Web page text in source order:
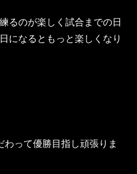
るのが楽しく試合までの日
になるともっと楽しくなり
って優勝目指し頑張りま